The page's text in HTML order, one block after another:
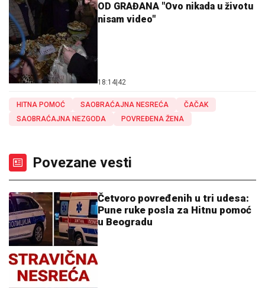
OD GRAĐANA "Ovo nikada u životu
nisam video"
18:14 42
HITNA POMOĆ SAOBRAĆAJNA NESREĆA
ČAČAK
SAOBRAĆAJNA NEZGODA
POVREĐENA ŽENA
Povezane vesti
Četvoro povređenih u tri udesa:
Pune ruke posla za Hitnu pomoć
u Beogradu